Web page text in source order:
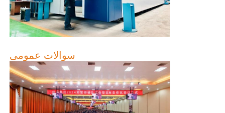
ساختار فولاد تجاری
سوالات عمومی